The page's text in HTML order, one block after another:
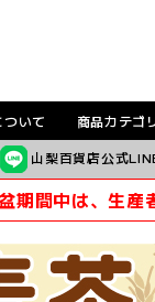
いて 商品カテゴ
山梨百貨店公式
期間中は、生産